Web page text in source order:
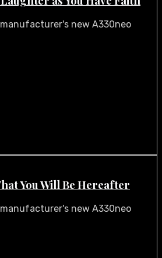
new A330neo
You Will Be Hereafter
new A330neo